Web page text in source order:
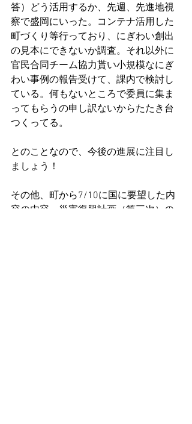
答）どう活用するか、先週、先進地視
察で盛岡にいった。コンテナ活用した
町づくり等行っており、にぎわい創出
の見本にできないか調査。それ以外に
官民合同チーム協力貰い小規模なにぎ
わい事例の報告受けて、課内で検討し
ている。何もないところで委員に集ま
ってもらうの申し訳ないからたたき台
つくってる。
とのことなので、今後の進展に注目し
ましょう！
その他、町から7/10に国に要望した内
容の内容、災害復興計画（第三次）の